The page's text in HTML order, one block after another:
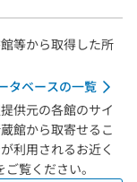
等から取得した所
タベースの一覧
供元の各館のサイ
館から取寄せるこ
利用されるお近く
ご覧ください。